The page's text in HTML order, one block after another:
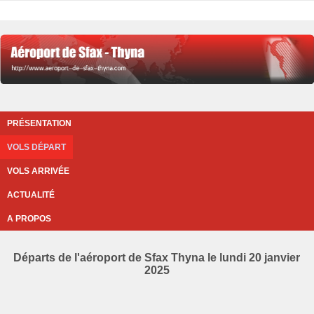
PRÉSENTATION
VOLS DÉPART
VOLS ARRIVÉE
ACTUALITÉ
A PROPOS
Départs de l'aéroport de Sfax Thyna le lundi 20 janvier
2025